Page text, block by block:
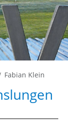
Fabian Klein